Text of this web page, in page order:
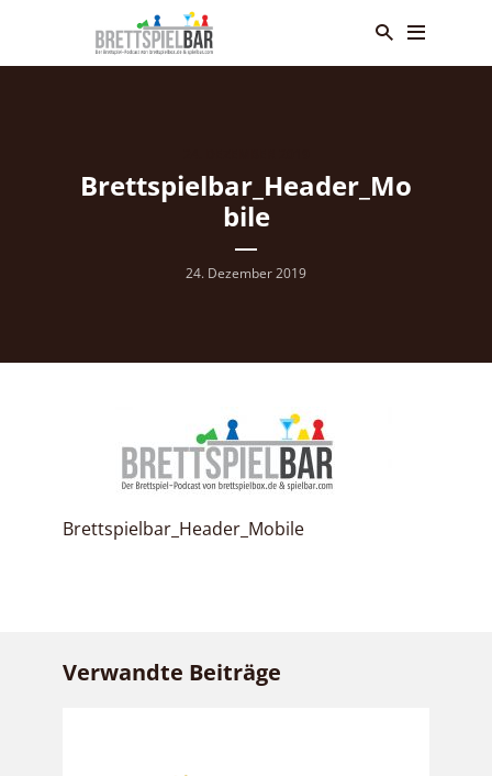
Brettspielbar_Header_Mo
bile
24. Dezember 2019
Brettspielbar_Header_Mobile
Verwandte Beiträge